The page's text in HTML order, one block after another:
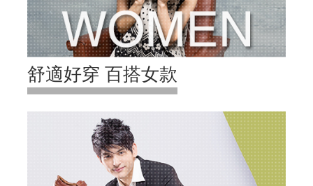
舒適好穿 百搭女款